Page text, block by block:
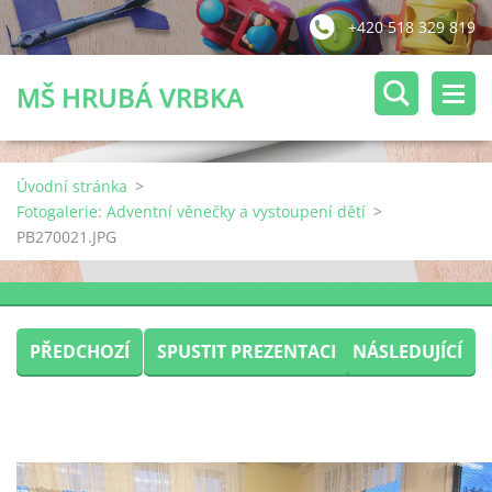
+420 518 329 819
MŠ HRUBÁ VRBKA
Úvodní stránka >
Fotogalerie: Adventní věnečky a vystoupení dětí >
PB270021.JPG
PŘEDCHOZÍ SPUSTIT PREZENTACI NÁSLEDUJÍCÍ